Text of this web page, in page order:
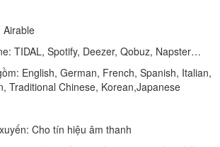
TIDAL, Spotify, Deezer, Qobuz, Napster…
English, German, French, Spanish, Italian,
Traditional Chinese, Korean,Japanese
Cho tín hiệu âm thanh